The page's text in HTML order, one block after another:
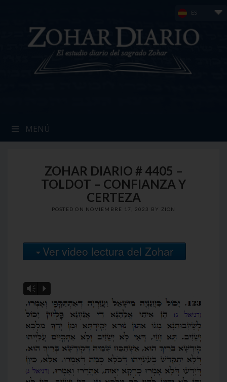
ES
MENÚ
ZOHAR DIARIO # 4405 –
TOLDOT – CONFIANZA Y
CERTEZA
POSTED ON NOVIEMBRE 17, 2023 BY ZION
Ver video lectura del Zohar
Vm P